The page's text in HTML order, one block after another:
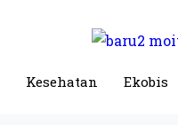
Kesehatan Ekobis